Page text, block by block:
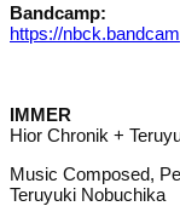
Bandcamp:
https://
IMMER
Hior Chronik +
Music Composed,
Teruyuki Nobuchika